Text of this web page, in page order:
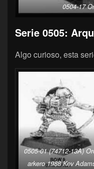
0504-17
Serie 0505:
Algo curioso, esta
0505-01 (74712-13A)
arkero 1988 Kev